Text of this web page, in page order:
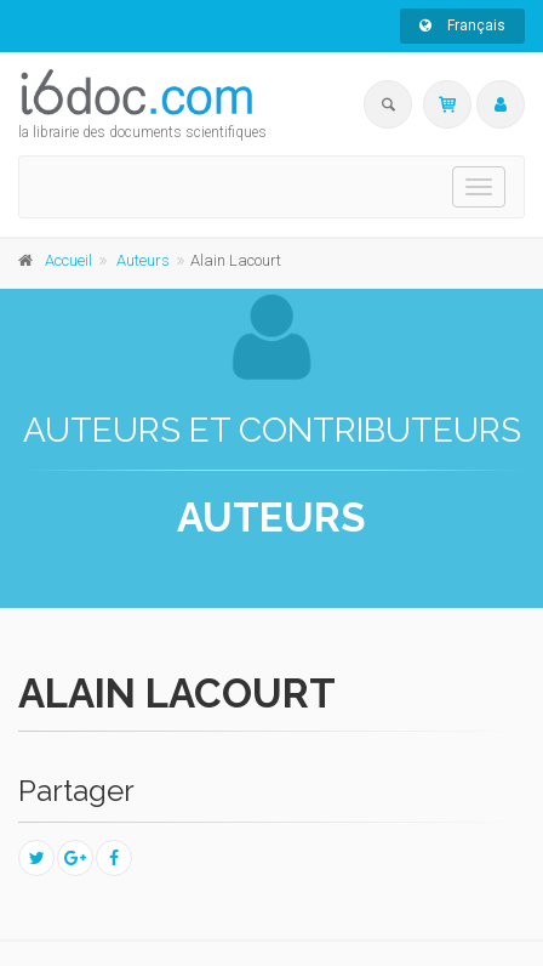
Français
la librairie des documents scientifiques
Toggle
Accueil Auteurs Alain Lacourt
AUTEURS ET CONTRIBUTEURS
AUTEURS
ALAIN LACOURT
Partager